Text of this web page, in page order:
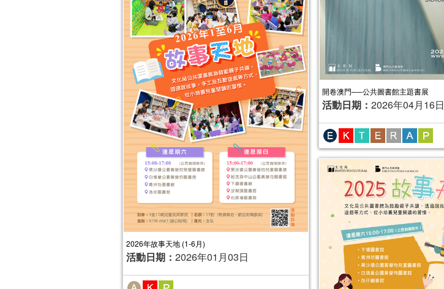
開卷澳門──公共圖書館主題書展
活動日期： 2026年04月16日
2026年故事天地 (1-6月)
活動日期： 2026年01月03日